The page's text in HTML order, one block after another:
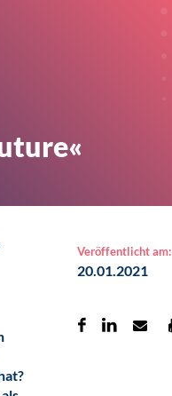
Veröffentlicht am:
20.01.2021